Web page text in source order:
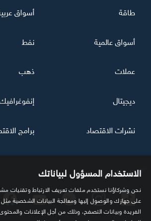
تابعنا
طاقة أسواق
أسواق عالمية نفط
عملات ذهب
ديجيتال
نشرات الاقتصاد برامج
الاستخدام المسؤول لبياناتك
نحن وشركاؤنا نستخدم ملفات تعريف الارتباط وتقنيات
الفريدة وبيانات التصفح، وذلك من أجل الإعلانات